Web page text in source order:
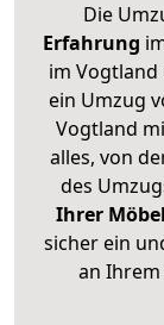
Die
Erfahrung
im
ein Umzug
Vogtland
alles, von
des
Ihrer
sicher ein
an